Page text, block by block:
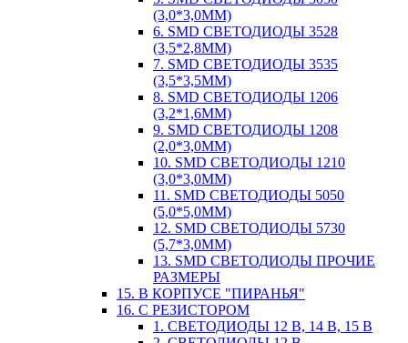
(3,0*3,0ММ)
6. SMD СВЕТОДИОДЫ 3528
(3,5*2,8ММ)
7. SMD СВЕТОДИОДЫ 3535
(3,5*3,5ММ)
8. SMD СВЕТОДИОДЫ 1206
(3,2*1,6ММ)
9. SMD СВЕТОДИОДЫ 1208
(2,0*3,0ММ)
10. SMD СВЕТОДИОДЫ 1210
(3,0*3,0ММ)
11. SMD СВЕТОДИОДЫ 5050
(5,0*5,0ММ)
12. SMD СВЕТОДИОДЫ 5730
(5,7*3,0ММ)
13. SMD СВЕТОДИОДЫ ПРОЧИЕ
РАЗМЕРЫ
15. В КОРПУСЕ "ПИРАНЬЯ"
16. С РЕЗИСТОРОМ
1. СВЕТОДИОДЫ 12 В, 14 В, 15 В